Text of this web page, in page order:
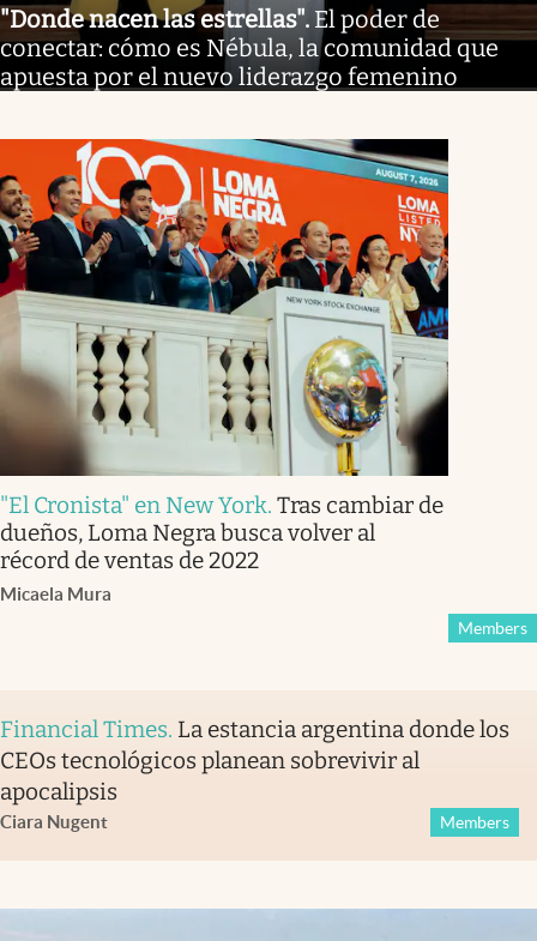
"Donde nacen las estrellas". El poder de
conectar: cómo es Nébula, la comunidad que
apuesta por el nuevo liderazgo femenino
"El Cronista" en New York. Tras cambiar de
dueños, Loma Negra busca volver al
récord de ventas de 2022
Micaela Mura
Members
Financial Times. La estancia argentina donde los
CEOs tecnológicos planean sobrevivir al
apocalipsis
Ciara Nugent Members